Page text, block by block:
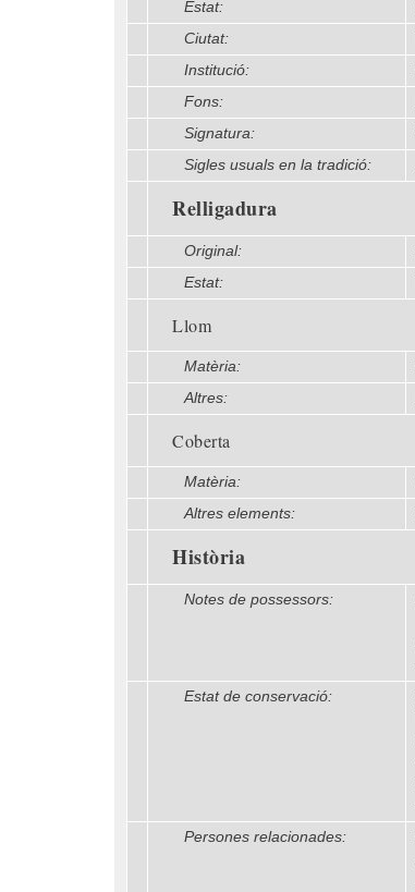
Estat:
Ciutat:
Institució:
Fons:
Signatura:
Sigles usuals en la tradició:
Relligadura
Original:
Estat:
Llom
Matèria:
Altres:
Coberta
Matèria:
Altres elements:
Història
Notes de possessors:
Estat de conservació:
Persones relacionades: